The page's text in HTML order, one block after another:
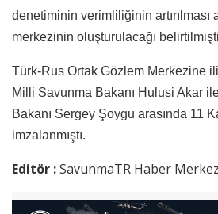
denetiminin verimliliğinin artırılması
merkezinin oluşturulacağı
Türk-Rus Ortak Gözlem Merkezine
Milli Savunma Bakanı Hulusi Akar
Bakanı Sergey Şoygu arasında 11
imzalanmıştı.
Editör :SavunmaTR Haber